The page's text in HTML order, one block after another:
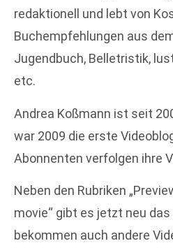
redaktionell und lebt von
Buchempfehlungen aus
Jugendbuch, Belletristik,
etc.
Andrea Koßmann ist seit
war 2009 die erste
Abonnenten verfolgen ihre
Neben den Rubriken
movie“ gibt es jetzt neu das
bekommen auch andere